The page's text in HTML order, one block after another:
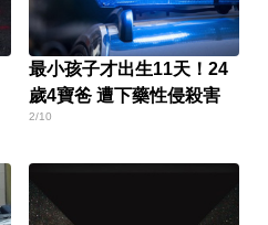
最小孩子才出生11天！24
歲4寶爸 遭下藥性侵殺害
2/10